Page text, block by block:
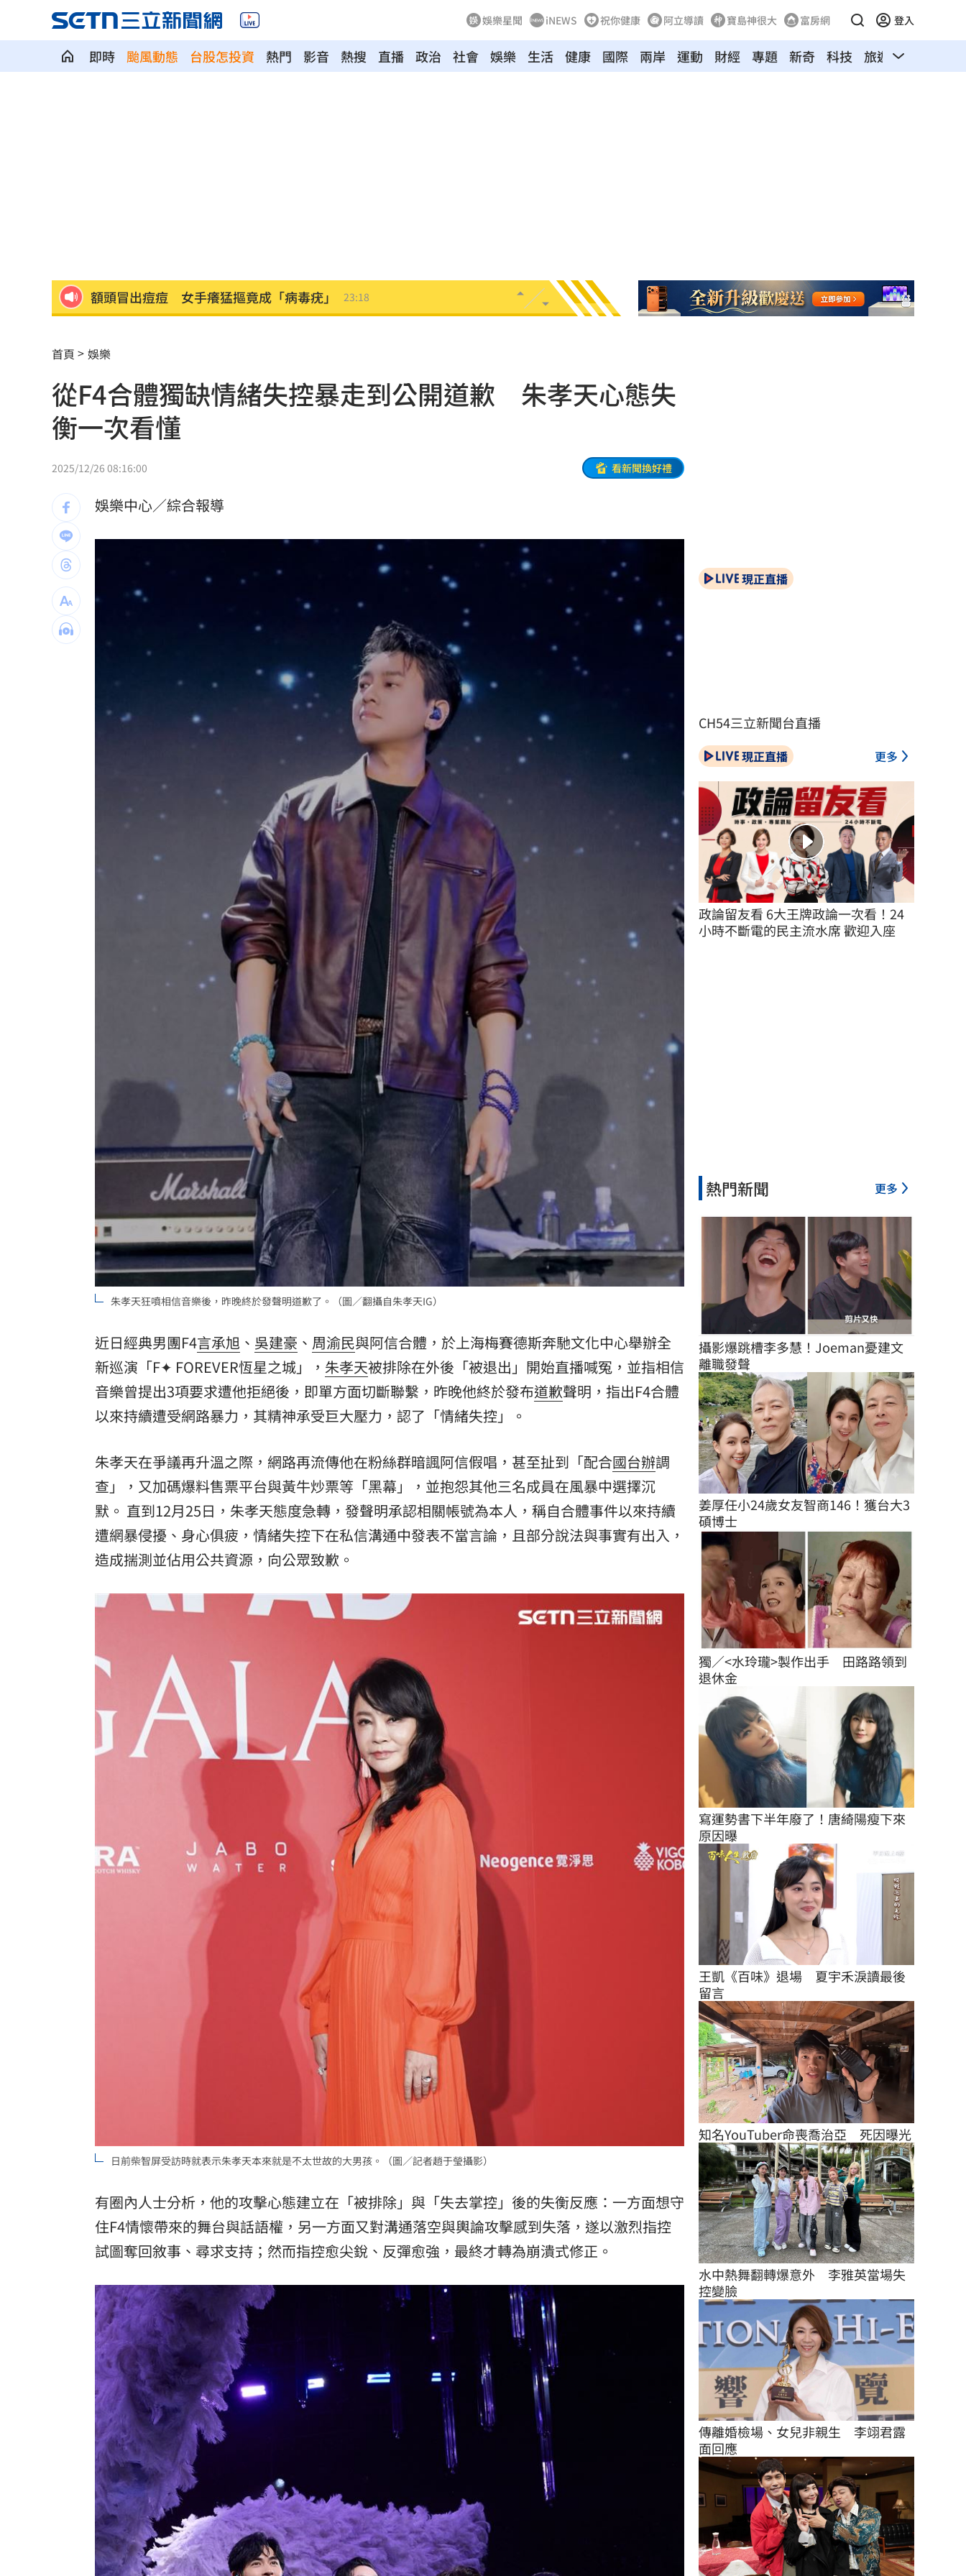
娛樂星聞 iNEWS 祝你健康 阿立導讀 寶島神很大 富房網 登入
即時 颱風動態 台股怎投資 熱門 影音 熱搜 直播 政治 社會 娛樂 生活 健康 國際 兩岸 運動 財經 專題 新奇 科技 旅遊 汽車
政院每年加碼25.5億元 優化全台商圈夜市 23:17
環法自行車賽爆作弊！女靠胸部裝備降風阻
學霸牙醫槓離職員工 為3萬筆電互告慘勝 23:10
俄羅斯蝗害肆虐如末日 網驚：聖經十災
慈濟採購BNT遭詐10億 他：不聽衛福部勸
蔡英文做2件事 黃暐瀚：台東變五五波
「地獄酷暑」襲南韓 礦泉水曝曬恐致癌
父親節真的快樂嗎？房貸10年暴增逾400萬
律師勾宗教大師「家族」詐慈濟 僅她交保
富豪遭大義滅親！偷生子竟盜鄰居身份落戶 22:57
慈濟遭詐10億買疫苗！他點出更麻煩的問題 22:56
日神級甜點快閃台北！連5天「買一送一」 22:53
LIVE三立+24小時直播
18:00
理想混蛋號召粉絲跨海追星吃美食！ 18:15
首頁 娛樂
從F4合體獨缺情緒失控暴走到公開道歉 朱孝天心態失
衡一次看懂
2025/12/26 08:16:00 看新聞換好禮
娛樂中心／綜合報導
朱孝天狂噴相信音樂後，昨晚終於發聲明道歉了。（圖／翻攝自朱孝天IG）
近日經典男團F4言承旭 、 吳建豪 、 周渝民與阿信合體，於上海梅賽德斯奔馳文化中心舉辦全
新巡演「F✦ FOREVER恆星之城」， 朱孝天被排除在外後「被退出」開始直播喊冤，並指相信
音樂曾提出3項要求遭他拒絕後，即單方面切斷聯繫，昨晚他終於發布道歉聲明，指出F4合體
以來持續遭受網路暴力，其精神承受巨大壓力，認了「情緒失控」。
朱孝天在爭議再升溫之際，網路再流傳他在粉絲群暗諷阿信假唱，甚至扯到「配合國台辦調
查」，又加碼爆料售票平台與黃牛炒票等「黑幕」，並抱怨其他三名成員在風暴中選擇沉
默。 直到12月25日，朱孝天態度急轉，發聲明承認相關帳號為本人，稱自合體事件以來持續
遭網暴侵擾、身心俱疲，情緒失控下在私信溝通中發表不當言論，且部分說法與事實有出入，
造成揣測並佔用公共資源，向公眾致歉。
日前柴智屏受訪時就表示朱孝天本來就是不太世故的大男孩。（圖／記者趙于瑩攝影）
有圈內人士分析，他的攻擊心態建立在「被排除」與「失去掌控」後的失衡反應：一方面想守
住F4情懷帶來的舞台與話語權，另一方面又對溝通落空與輿論攻擊感到失落，遂以激烈指控
試圖奪回敘事、尋求支持；然而指控愈尖銳、反彈愈強，最終才轉為崩潰式修正。
現正直播
CH54三立新聞台直播
現正直播 更多
政論留友看 6大王牌政論一次看！24
小時不斷電的民主流水席 歡迎入座
熱門新聞 更多
攝影爆跳槽李多慧！Joeman憂建文
離職發聲
姜厚任小24歲女友智商146！獲台大3
碩博士
獨／<水玲瓏>製作出手　田路路領到
退休金
寫運勢書下半年廢了！唐綺陽瘦下來
原因曝
王凱《百味》退場　夏宇禾淚讀最後
留言
知名YouTuber命喪喬治亞　死因曝光
水中熱舞翻轉爆意外　李雅英當場失
控變臉
傳離婚檢場、女兒非親生　李翊君露
面回應